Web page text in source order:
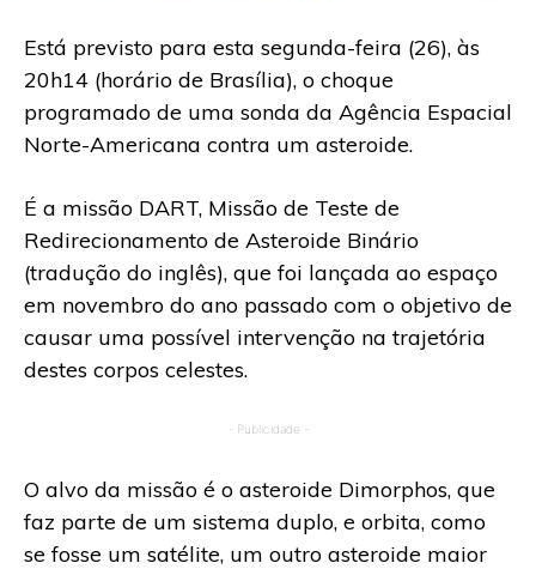
Está previsto para esta segunda-feira (26), às
20h14 (horário de Brasília), o choque
programado de uma sonda da Agência Espacial
Norte-Americana contra um asteroide.
É a missão DART, Missão de Teste de
Redirecionamento de Asteroide Binário
(tradução do inglês), que foi lançada ao espaço
em novembro do ano passado com o objetivo de
causar uma possível intervenção na trajetória
destes corpos celestes.
- Publicidade -
O alvo da missão é o asteroide Dimorphos, que
faz parte de um sistema duplo, e orbita, como
se fosse um satélite, um outro asteroide maior